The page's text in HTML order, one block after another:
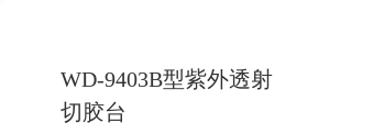
WD-9403B型紫外透射
切胶台